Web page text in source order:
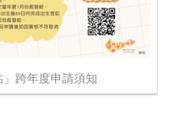
」跨年度申請須知